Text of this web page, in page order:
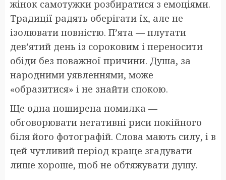
жінок самотужки розбиратися з емоціями.
Традиції радять оберігати їх, але не
ізолювати повністю. П’ята — плутати
дев’ятий день із сороковим і переносити
обіди без поважної причини. Душа, за
народними уявленнями, може
«образитися» і не знайти спокою.
Ще одна поширена помилка —
обговорювати негативні риси покійного
біля його фотографій. Слова мають силу, і в
цей чутливий період краще згадувати
лише хороше, щоб не обтяжувати душу.